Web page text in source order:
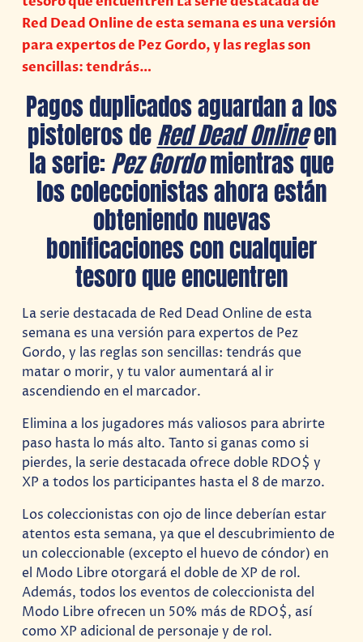
Red Dead Online de esta semana es una versión
para expertos de Pez Gordo, y las reglas son
sencillas: tendrás…
Pagos duplicados aguardan a los
pistoleros deRed Dead Onlineen
la serie: Pez Gordomientras que
los coleccionistas ahora están
obteniendo nuevas
bonificaciones con cualquier
tesoro que encuentren
La serie destacada de Red Dead Online de esta
semana es una versión para expertos de Pez
Gordo, y las reglas son sencillas: tendrás que
matar o morir, y tu valor aumentará al ir
ascendiendo en el marcador.
Elimina a los jugadores más valiosos para abrirte
paso hasta lo más alto. Tanto si ganas como si
pierdes, la serie destacada ofrece doble RDO$ y
XP a todos los participantes hasta el 8 de marzo.
Los coleccionistas con ojo de lince deberían estar
atentos esta semana, ya que el descubrimiento de
un coleccionable (excepto el huevo de cóndor) en
el Modo Libre otorgará el doble de XP de rol.
Además, todos los eventos de coleccionista del
Modo Libre ofrecen un 50% más de RDO$, así
como XP adicional de personaje y de rol.